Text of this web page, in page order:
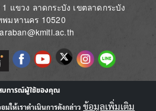
แขวง ลาดกระบัง เขตลาดกระบัง
พมหานคร 10520
ImageImageImageImageImage
สบการณ์ผู้ใช้ของคุณ
ให้เราดำเนินการดังกล่าว ข้อมูลเพิ่มเติม